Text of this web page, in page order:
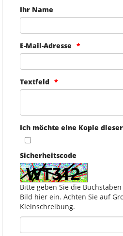
Ihr Name
E-Mail-Adresse
Textfeld
Ich möchte eine Kopie
Sicherheitscode
Bitte geben Sie die
Bild hier ein. Achten Sie auf
Kleinschreibung.